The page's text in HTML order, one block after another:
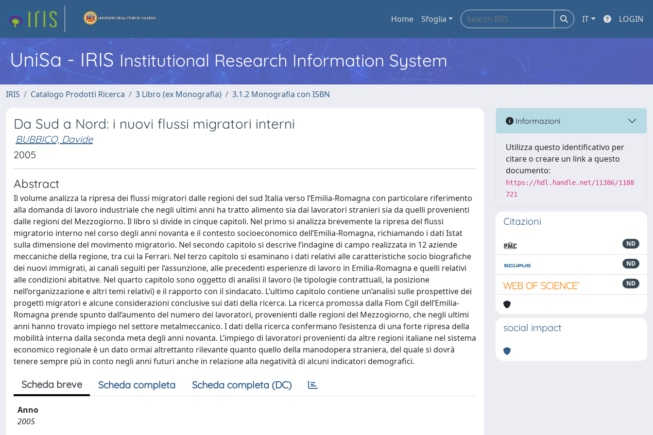
Home Sfoglia IT LOGIN
UniSa - IRIS Institutional Research Information System
IRIS Catalogo Prodotti Ricerca 3 Libro (ex Monografia) 3.1.2 Monografia con ISBN
Da Sud a Nord: i nuovi flussi migratori interni
BUBBICO, Davide
2005
Abstract
Il volume analizza la ripresa dei flussi migratori dalle regioni del sud Italia verso l’Emilia-Romagna con particolare riferimento
alla domanda di lavoro industriale che negli ultimi anni ha tratto alimento sia dai lavoratori stranieri sia da quelli provenienti
dalle regioni del Mezzogiorno. Il libro si divide in cinque capitoli. Nel primo si analizza brevemente la ripresa del flussi
migratorio interno nel corso degli anni novanta e il contesto socioeconomico dell’Emilia-Romagna, richiamando i dati Istat
sulla dimensione del movimento migratorio. Nel secondo capitolo si descrive l’indagine di campo realizzata in 12 aziende
meccaniche della regione, tra cui la Ferrari. Nel terzo capitolo si esaminano i dati relativi alle caratteristiche socio biografiche
dei nuovi immigrati, ai canali seguiti per l’assunzione, alle precedenti esperienze di lavoro in Emilia-Romagna e quelli relativi
alle condizioni abitative. Nel quarto capitolo sono oggetto di analisi il lavoro (le tipologie contrattuali, la posizione
nell’organizzazione e altri temi relativi) e il rapporto con il sindacato. L’ultimo capitolo contiene un’analisi sulle prospettive dei
progetti migratori e alcune considerazioni conclusive sui dati della ricerca. La ricerca promossa dalla Fiom Cgil dell’Emilia-
Romagna prende spunto dall’aumento del numero dei lavoratori, provenienti dalle regioni del Mezzogiorno, che negli ultimi
anni hanno trovato impiego nel settore metalmeccanico. I dati della ricerca confermano l’esistenza di una forte ripresa della
mobilità interna dalla seconda meta degli anni novanta. L’impiego di lavoratori provenienti da altre regioni italiane nel sistema
economico regionale è un dato ormai altrettanto rilevante quanto quello della manodopera straniera, del quale si dovrà
tenere sempre più in conto negli anni futuri anche in relazione alla negatività di alcuni indicatori demografici.
Scheda breve Scheda completa Scheda completa (DC)
Anno
2005
Informazioni
Utilizza questo identificativo per
citare o creare un link a questo
documento:
https://hdl.handle.net/11386/1188
721
Citazioni
ND
ND
ND
social impact